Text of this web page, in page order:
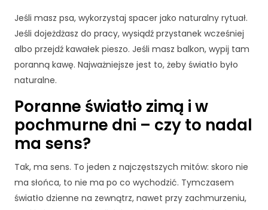
Jeśli masz psa, wykorzystaj spacer jako naturalny rytuał.
Jeśli dojeżdżasz do pracy, wysiądź przystanek wcześniej
albo przejdź kawałek pieszo. Jeśli masz balkon, wypij tam
poranną kawę. Najważniejsze jest to, żeby światło było
naturalne.
Poranne światło zimą i w
pochmurne dni – czy to nadal
ma sens?
Tak, ma sens. To jeden z najczęstszych mitów: skoro nie
ma słońca, to nie ma po co wychodzić. Tymczasem
światło dzienne na zewnątrz, nawet przy zachmurzeniu,
z
ej
r
o
n
z
ię
k
z
a